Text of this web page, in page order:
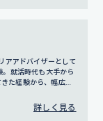
アアドバイザーとして
就活時代も大手から
た経験から、幅広い
詳しく見る